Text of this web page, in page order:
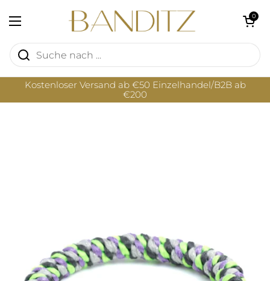
Menü öffnen
Warenkorb
0
Kostenloser Versand ab €50 Einzelhandel/B2B ab
€200